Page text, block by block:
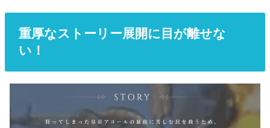
重厚なストーリー展開に目が離せな
い！